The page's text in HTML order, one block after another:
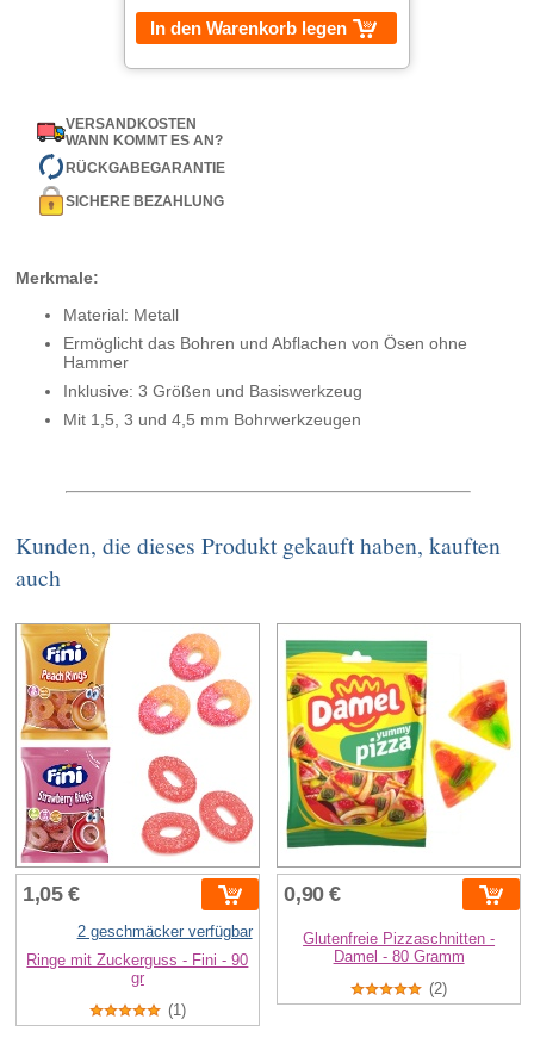
In den Warenkorb legen
VERSANDKOSTEN
WANN KOMMT ES AN?
RÜCKGABEGARANTIE
SICHERE BEZAHLUNG
Merkmale:
Material: Metall
Ermöglicht das Bohren und Abflachen von Ösen ohne
Hammer
Inklusive: 3 Größen und Basiswerkzeug
Mit 1,5, 3 und 4,5 mm Bohrwerkzeugen
Kunden, die dieses Produkt gekauft haben, kauften
auch
1,05 €
2 geschmäcker verfügbar
Ringe mit Zuckerguss - Fini - 90
gr
(1)
0,90 €
Glutenfreie Pizzaschnitten -
Damel - 80 Gramm
(2)